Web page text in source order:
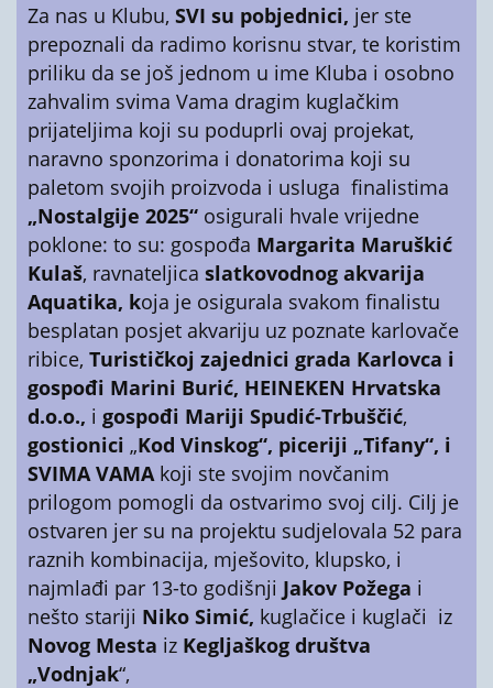
Za nas u Klubu, SVI su pobjednici, jer ste
prepoznali da radimo korisnu stvar, te koristim
priliku da se još jednom u ime Kluba i osobno
zahvalim svima Vama dragim kuglačkim
prijateljima koji su poduprli ovaj projekat,
naravno sponzorima i donatorima koji su
paletom svojih proizvoda i usluga finalistima
„Nostalgije 2025“ osigurali hvale vrijedne
poklone: to su: gospođa Margarita Maruškić
Kulaš, ravnateljica slatkovodnog akvarija
Aquatika, koja je osigurala svakom finalistu
besplatan posjet akvariju uz poznate karlovače
ribice, Turističkoj zajednici grada Karlovca i
gospođi Marini Burić, HEINEKEN Hrvatska
d.o.o., i gospođi Mariji Spudić-Trbuščić,
gostionici „Kod Vinskog“, piceriji „Tifany“, i
SVIMA VAMA koji ste svojim novčanim
prilogom pomogli da ostvarimo svoj cilj. Cilj je
ostvaren jer su na projektu sudjelovala 52 para
raznih kombinacija, mješovito, klupsko, i
najmlađi par 13-to godišnji Jakov Požega i
nešto stariji Niko Simić, kuglačice i kuglači iz
Novog Mesta iz Kegljaškog društva
„Vodnjak“,